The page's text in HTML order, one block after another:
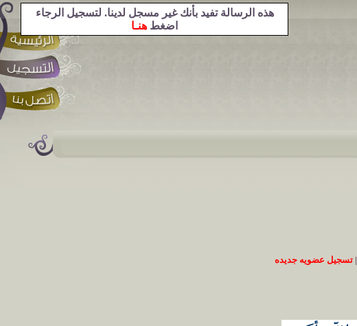
|تسجيل عضويه جديده
هذه الرسالة تفيد بأنك غير مسجل لدينا. لتسجيل الرجاء
اضغط هنـا